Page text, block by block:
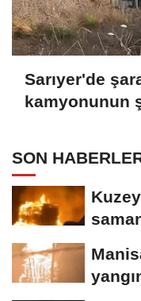
Sarıyer'de
kamyonunun
SON